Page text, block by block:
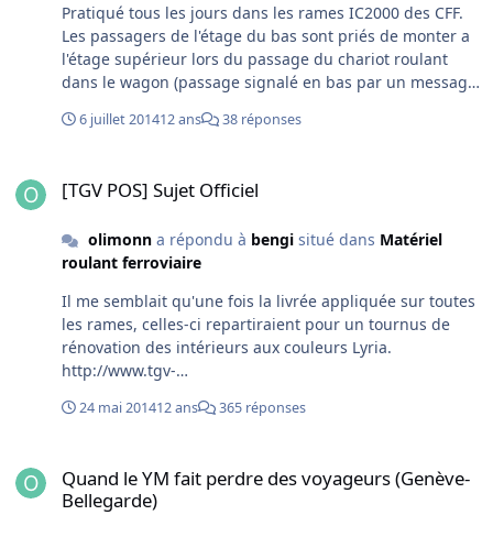
Pratiqué tous les jours dans les rames IC2000 des CFF.
Les passagers de l'étage du bas sont priés de monter a
l'étage supérieur lors du passage du chariot roulant
dans le wagon (passage signalé en bas par un message
minérale. Par contre ca ne se substitue pas à une vraie
6 juillet 201412 ans 38 réponses
[TGV POS] Sujet Officiel
olimonna répondu à bengisitué dans Matériel
roulant ferroviaire
Il me semblait qu'une fois la livrée appliquée sur toutes
les rames, celles-ci repartiraient pour un tournus de
rénovation des intérieurs aux couleurs Lyria.
http://www.tgv-
-DP-MARS-FR.pdf Selon ce communiqué, déjà 3 rames
Lyria. Quelqu'un a des photos?
24 mai 201412 ans 365 réponses
Quand le YM fait perdre des voyageurs (Genève-
Bellegarde)